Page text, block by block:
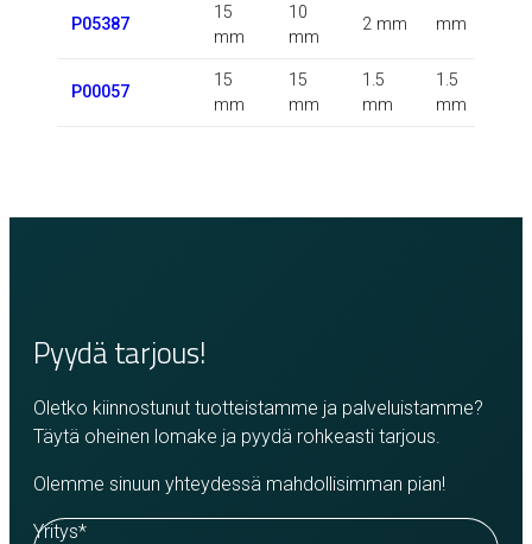
P05387
15
mm
10
mm
2 mm mm
P00057
15
mm
15
mm
1.5
mm
1.5
mm
Pyydä tarjous!
Oletko kiinnostunut tuotteistamme ja palveluistamme?
Täytä oheinen lomake ja pyydä rohkeasti tarjous.
Olemme sinuun yhteydessä mahdollisimman pian!
Yritys*